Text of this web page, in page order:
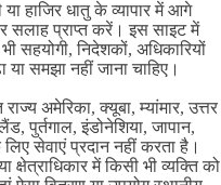
हाजिर धातु के व्यापार में आगे
सलाह प्राप्त करें। इस साइट में
सहयोगी, निदेशकों, अधिकारियों
समझा नहीं जाना चाहिए।
अमेरिका, क्यूबा, म्यांमार, उत्तर
पुर्तगाल, इंडोनेशिया, जापान,
लिए सेवाएं प्रदान नहीं करता है।
में किसी भी व्यक्ति को